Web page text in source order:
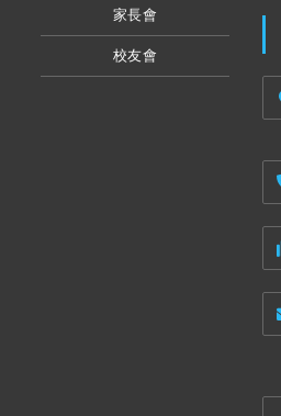
家長會
校友會